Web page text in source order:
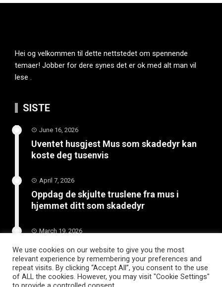
Hei og velkommen til dette nettstedet om spennende
temaer! Jobber for dere synes det er ok med alt man vil
lese .
SISTE
June 16, 2026
Uventet husgjest Mus som skadedyr kan
koste deg tusenvis
April 7, 2026
Oppdag de skjulte truslene fra mus i
hjemmet ditt som skadedyr
March 19, 2026
Slik vedlikeholder du tilhengeren for
langvarig bruk
We use cookies on our website to give you the most
relevant experience by remembering your preferences and
repeat visits. By clicking “Accept All”, you consent to the use
of ALL the cookies. However, you may visit "Cookie Settings"